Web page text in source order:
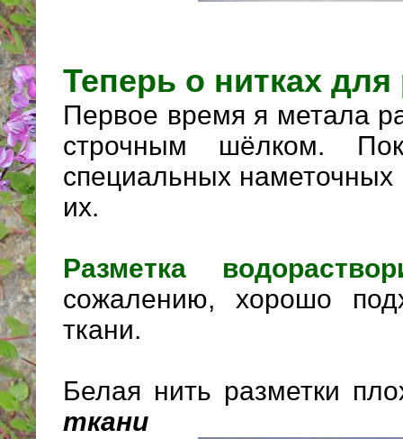
Теперь о нитках для
Первое время я метала
строчным шёлком.
специальных наметочных
их.
Разметка
сожалению, хорошо
ткани.
Белая нить разметки
ткани